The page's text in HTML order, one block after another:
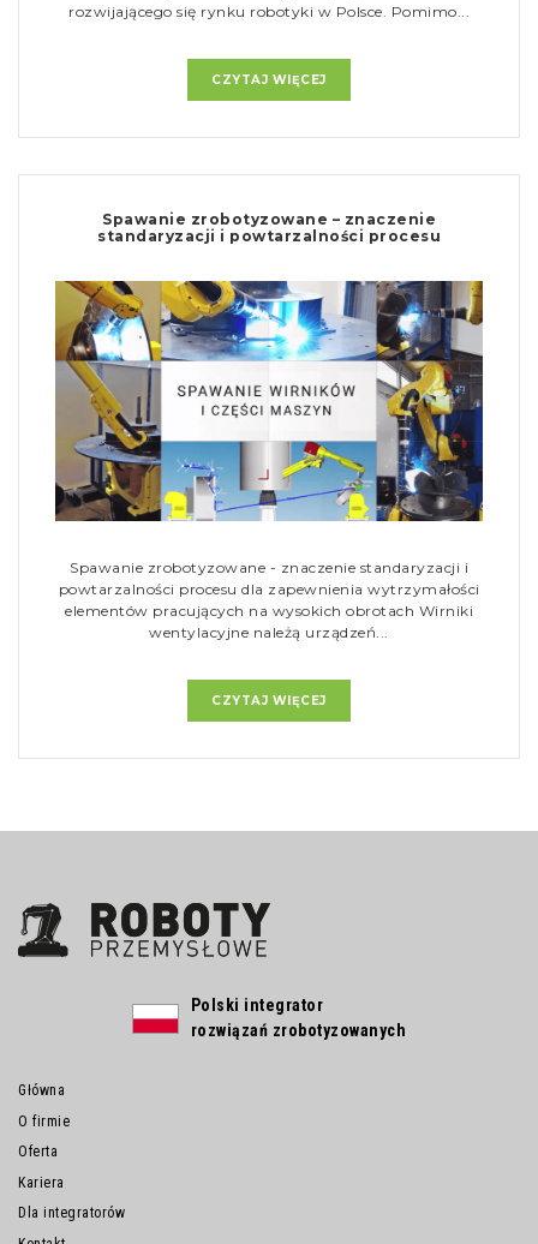
rozwijającego się rynku robotyki w Polsce. Pomimo...
CZYTAJ WIĘCEJ
Spawanie zrobotyzowane – znaczenie
standaryzacji i powtarzalności procesu
Spawanie zrobotyzowane - znaczenie standaryzacji i
powtarzalności procesu dla zapewnienia wytrzymałości
elementów pracujących na wysokich obrotach Wirniki
wentylacyjne należą urządzeń...
CZYTAJ WIĘCEJ
Polski integrator
rozwiązań zrobotyzowanych
Główna
O firmie
Oferta
Kariera
Dla integratorów